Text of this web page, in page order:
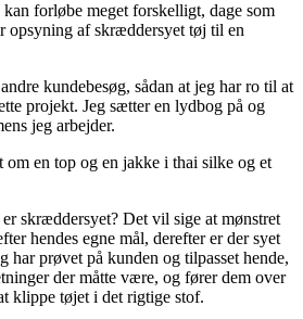
forløbe meget forskelligt, dage som
opsyning af skræddersyet tøj til en
kundebesøg, sådan at jeg har ro til at
projekt. Jeg sætter en lydbog på og
jeg arbejder.
en top og en jakke i thai silke og et
skræddersyet? Det vil sige at mønstret
hendes egne mål, derefter er der syet
har prøvet på kunden og tilpasset hende,
der måtte være, og fører dem over
klippe tøjet i det rigtige stof.